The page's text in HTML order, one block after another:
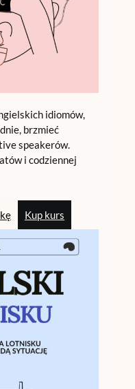
idiomów,
brzmieć
speakerów.
i codziennej
Kup kurs